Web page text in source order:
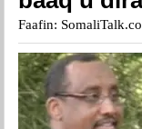
Faafin: